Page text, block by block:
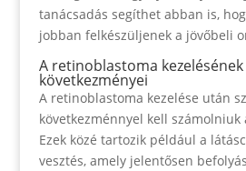
tanácsadás segíthet abban is,
jobban felkészüljenek a jövőbeli
A retinoblastoma
következményei
A retinoblastoma kezelése után
következménnyel kell
Ezek közé tartozik például a
vesztés, amely jelentősen